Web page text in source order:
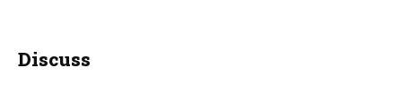
Discuss